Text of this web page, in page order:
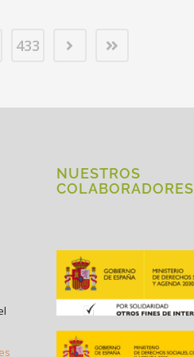
433
NUESTROS
COLABORADORES